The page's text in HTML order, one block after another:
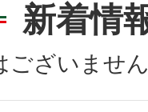
新着情
ございませ